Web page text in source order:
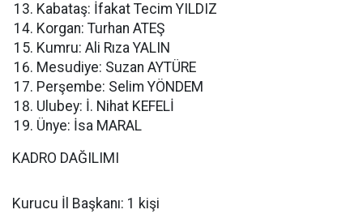
Kabataş: İfakat Tecim YILDIZ
Korgan: Turhan ATEŞ
Kumru: Ali Rıza YALIN
Mesudiye: Suzan AYTÜRE
Perşembe: Selim YÖNDEM
Ulubey: İ. Nihat KEFELİ
Ünye: İsa MARAL
KADRO DAĞILIMI
Kurucu İl Başkanı: 1 kişi